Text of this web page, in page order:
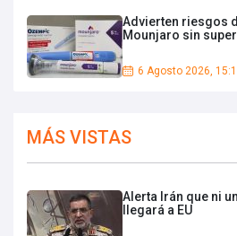
Advierten riesgos
Mounjaro sin
6 Agosto 2026,
MÁS VISTAS
Alerta Irán que ni
llegará a EU